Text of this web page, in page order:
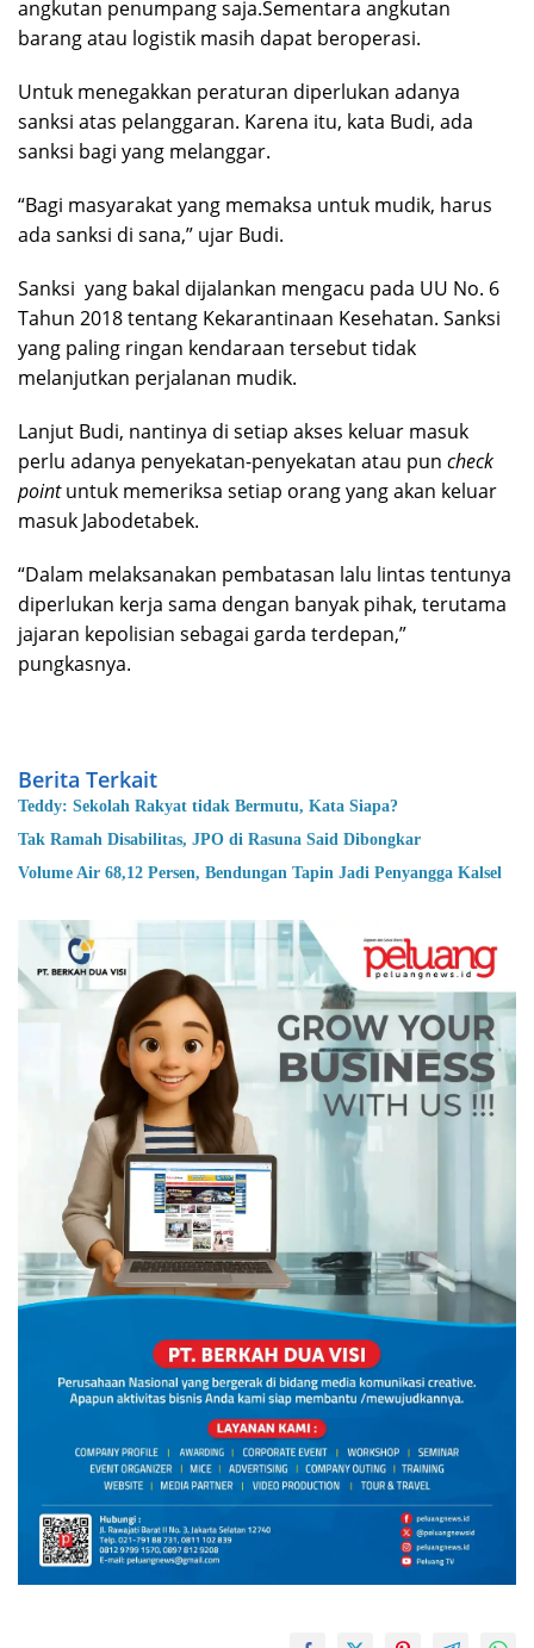
angkutan penumpang saja.Sementara angkutan
barang atau logistik masih dapat beroperasi.
Untuk menegakkan peraturan diperlukan adanya
sanksi atas pelanggaran. Karena itu, kata Budi, ada
sanksi bagi yang melanggar.
“Bagi masyarakat yang memaksa untuk mudik, harus
ada sanksi di sana,” ujar Budi.
Sanksi yang bakal dijalankan mengacu pada UU No. 6
Tahun 2018 tentang Kekarantinaan Kesehatan. Sanksi
yang paling ringan kendaraan tersebut tidak
melanjutkan perjalanan mudik.
Lanjut Budi, nantinya di setiap akses keluar masuk
perlu adanya penyekatan-penyekatan atau pun check
pointuntuk memeriksa setiap orang yang akan keluar
masuk Jabodetabek.
“Dalam melaksanakan pembatasan lalu lintas tentunya
diperlukan kerja sama dengan banyak pihak, terutama
jajaran kepolisian sebagai garda terdepan,”
pungkasnya.
Berita Terkait
Teddy: Sekolah Rakyat tidak Bermutu, Kata Siapa?
Tak Ramah Disabilitas, JPO di Rasuna Said Dibongkar
Volume Air 68,12 Persen, Bendungan Tapin Jadi Penyangga Kalsel